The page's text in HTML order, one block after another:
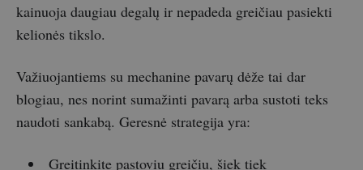
kainuoja daugiau degalų ir nepadeda greičiau pasiekti
kelionės tikslo.
Važiuojantiems su mechanine pavarų dėže tai dar
blogiau, nes norint sumažinti pavarą arba sustoti teks
naudoti sankabą. Geresnė strategija yra:
Greitinkite pastoviu greičiu, šiek tiek